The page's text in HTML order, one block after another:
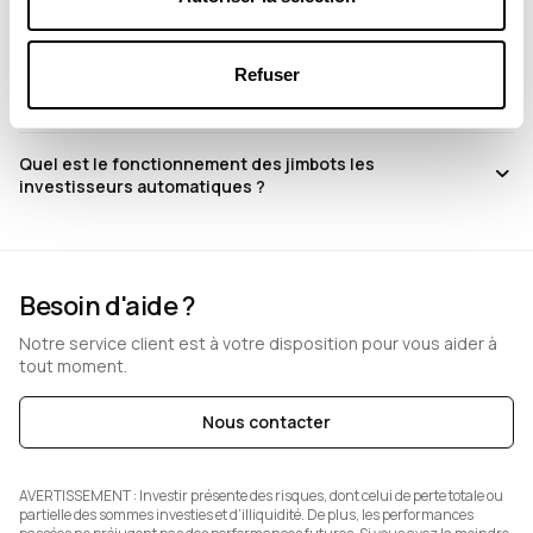
Refuser
À quoi correspondent les garanties ?
Quelle fiscalité est appliquée sur mes bénéfices ?
Quel est le fonctionnement des jimbots les
investisseurs automatiques ?
Besoin d'aide ?
Notre service client est à votre disposition pour vous aider à
tout moment.
Nous contacter
AVERTISSEMENT : Investir présente des risques, dont celui de perte totale ou
partielle des sommes investies et d’illiquidité. De plus, les performances